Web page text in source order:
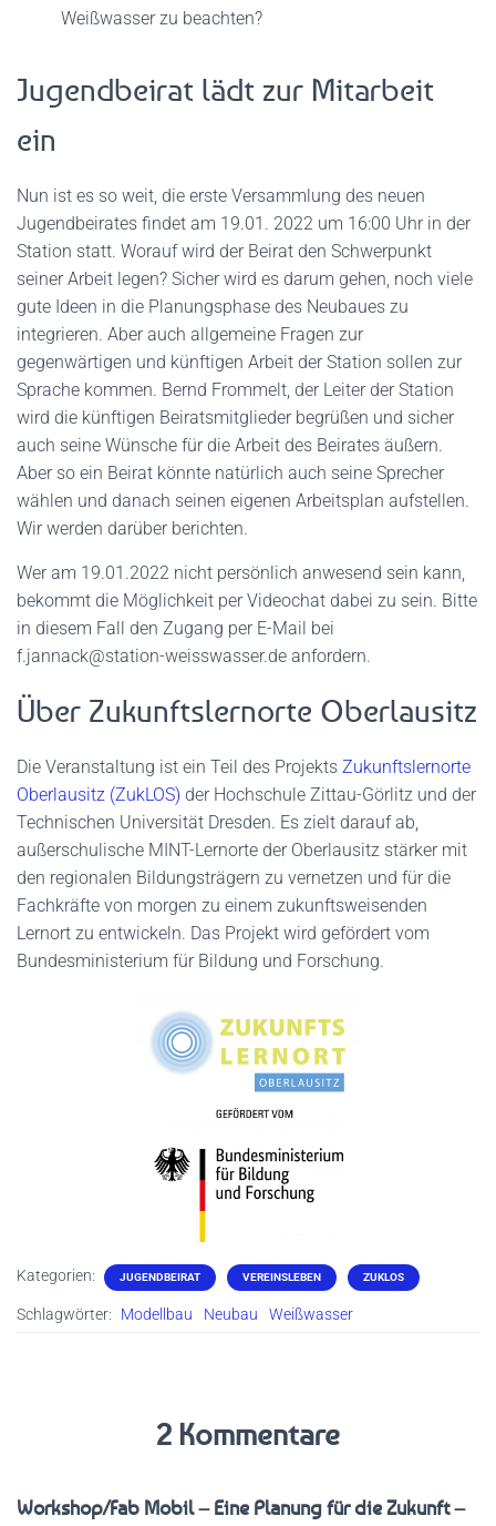
Weißwasser zu beachten?
Jugendbeirat lädt zur Mitarbeit
ein
Nun ist es so weit, die erste Versammlung des neuen
Jugendbeirates findet am 19.01. 2022 um 16:00 Uhr in der
Station statt. Worauf wird der Beirat den Schwerpunkt
seiner Arbeit legen? Sicher wird es darum gehen, noch viele
gute Ideen in die Planungsphase des Neubaues zu
integrieren. Aber auch allgemeine Fragen zur
gegenwärtigen und künftigen Arbeit der Station sollen zur
Sprache kommen. Bernd Frommelt, der Leiter der Station
wird die künftigen Beiratsmitglieder begrüßen und sicher
auch seine Wünsche für die Arbeit des Beirates äußern.
Aber so ein Beirat könnte natürlich auch seine Sprecher
wählen und danach seinen eigenen Arbeitsplan aufstellen.
Wir werden darüber berichten.
Wer am 19.01.2022 nicht persönlich anwesend sein kann,
bekommt die Möglichkeit per Videochat dabei zu sein. Bitte
in diesem Fall den Zugang per E-Mail bei
f.jannack@station-weisswasser.de anfordern.
Über Zukunftslernorte Oberlausitz
Die Veranstaltung ist ein Teil des Projekts Zukunftslernorte
Oberlausitz (ZukLOS) der Hochschule Zittau-Görlitz und der
Technischen Universität Dresden. Es zielt darauf ab,
außerschulische MINT-Lernorte der Oberlausitz stärker mit
den regionalen Bildungsträgern zu vernetzen und für die
Fachkräfte von morgen zu einem zukunftsweisenden
Lernort zu entwickeln. Das Projekt wird gefördert vom
Bundesministerium für Bildung und Forschung.
Kategorien: JUGENDBEIRAT VEREINSLEBEN ZUKLOS
Schlagwörter: Modellbau Neubau Weißwasser
2 Kommentare
Workshop/Fab Mobil – Eine Planung für die Zukunft –